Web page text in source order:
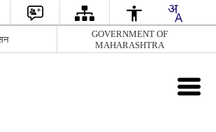
GOVERNMENT OF
MAHARASHTRA